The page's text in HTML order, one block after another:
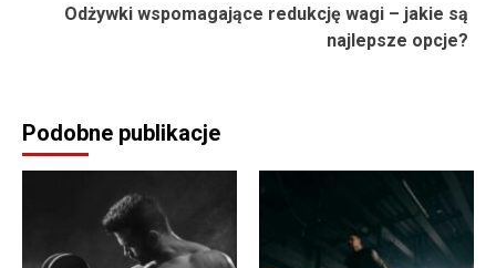
Odżywki wspomagające redukcję wagi – jakie są
najlepsze opcje?
Podobne publikacje